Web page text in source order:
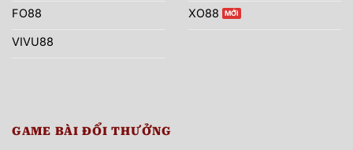
FO88
VIVU88
XO88
GAME BÀI ĐỔI THƯỞNG